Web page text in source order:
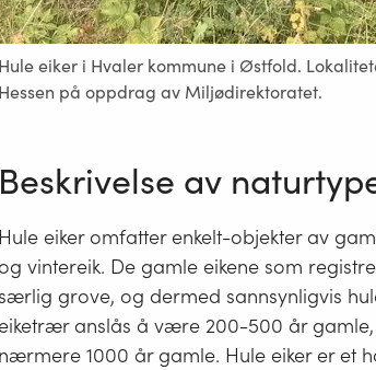
Hule eiker i Hvaler kommune i Østfold.
Hessen på oppdrag av Miljødirektoratet.
Beskrivelse av
Hule eiker omfatter enkelt-objekter av
og vintereik. De gamle eikene som
særlig grove, og dermed sannsynligvis
eiketrær anslås å være 200-500 år
nærmere 1000 år gamle. Hule eiker er et